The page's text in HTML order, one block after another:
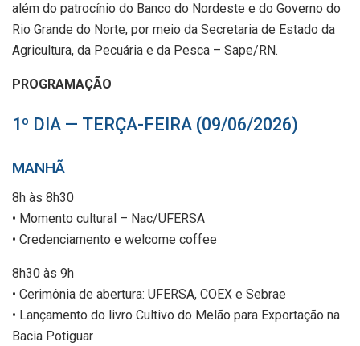
além do patrocínio do Banco do Nordeste e do Governo do
Rio Grande do Norte, por meio da Secretaria de Estado da
Agricultura, da Pecuária e da Pesca – Sape/RN.
PROGRAMAÇÃO
1º DIA — TERÇA-FEIRA (09/06/2026)
MANHÃ
8h às 8h30
• Momento cultural – Nac/UFERSA
• Credenciamento e welcome coffee
8h30 às 9h
• Cerimônia de abertura: UFERSA, COEX e Sebrae
• Lançamento do livro Cultivo do Melão para Exportação na
Bacia Potiguar